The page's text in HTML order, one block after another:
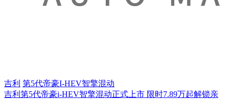
吉利 第5代帝豪I-HEV智擎混动
吉利第5代帝豪i-HEV智擎混动正式上市 限时7.89万起解锁亲